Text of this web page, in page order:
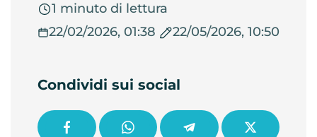
1 minuto di lettura
22/02/2026, 01:38
22/05/2026, 10:50
Condividi sui social